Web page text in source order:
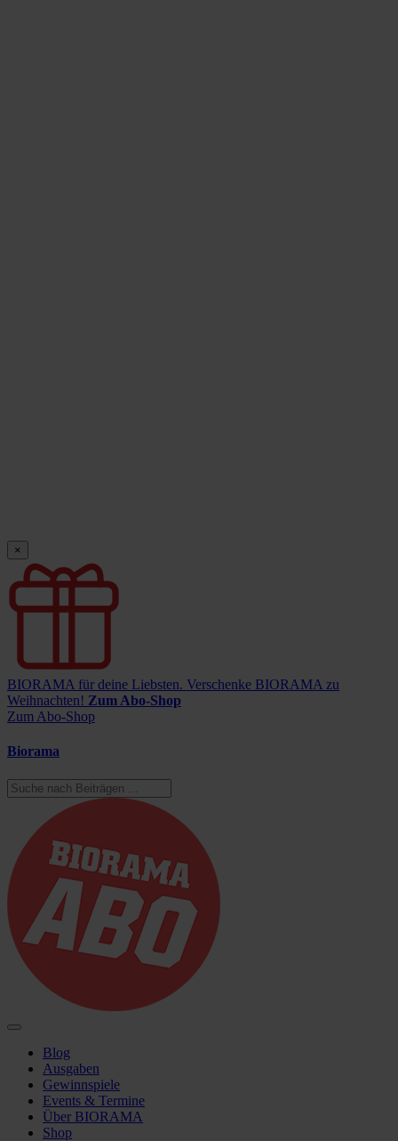
×
BIORAMA für deine Liebsten. Verschenke BIORAMA zu
Weihnachten! Zum Abo-Shop
Zum Abo-Shop
Biorama
Blog
Ausgaben
Gewinnspiele
Events & Termine
Über BIORAMA
Shop